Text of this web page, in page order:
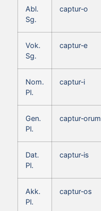
Abl.
Sg.
captur‑o
Vok.
Sg.
captur‑e
Nom.
Pl.
captur‑i
Gen.
Pl.
captur‑orum
Dat.
Pl.
captur‑is
Akk.
Pl.
captur‑os